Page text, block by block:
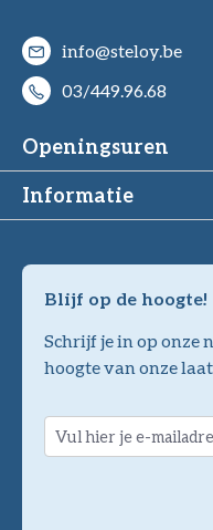
info@steloy.be
03/449.96.68
Openingsuren
Informatie
Blijf op de hoogte!
Schrijf je in op onze
hoogte van onze